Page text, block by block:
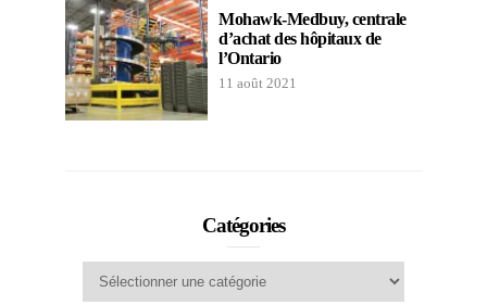
Mohawk-Medbuy, centrale
d’achat des hôpitaux de
l’Ontario
11 août 2021
Catégories
Catégories